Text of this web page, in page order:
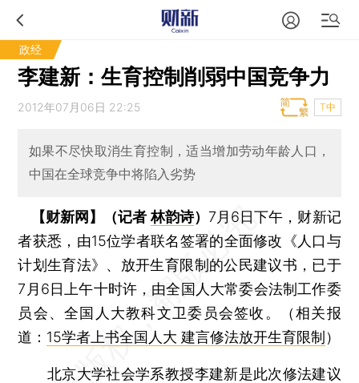
政经
李建新：生育控制削弱中国竞争力
2012年07月06日 22:25 T中
如果不尽快取消生育控制，适当增加劳动年龄人口，
中国在全球竞争中将陷入劣势
【财新网】（记者林韵诗） 7月6日下午，财新记
者获悉，由15位学者联名签署的全面修改《人口与
计划生育法》、放开生育限制的公民建议书，已于
7月6日上午十时许，由全国人大常委会法制工作委
员会、全国人大教科文卫委员会签收。（相关报
道： 15学者上书全国人大 建言修法放开生育限制 ）
北京大学社会学系教授李建新是此次修法建议